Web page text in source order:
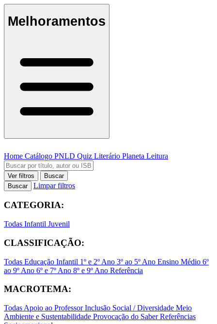
Melhoramentos
Home Catálogo PNLD Quiz Literário Planeta Leitura
Ver filtros
Buscar
Buscar
Limpar filtros
CATEGORIA:
Todas Infantil Juvenil
CLASSIFICAÇÃO:
Todas Educação Infantil 1º e 2º Ano 3º ao 5º Ano Ensino Médio 6º
ao 9º Ano 6º e 7º Ano 8º e 9º Ano Referência
MACROTEMA:
Todas Apoio ao ProfessorInclusão Social / Diversidade Meio
Ambiente e Sustentabilidade Provocação do SaberReferências